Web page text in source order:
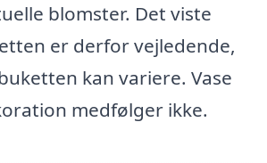
blomster. Det viste
er derfor vejledende,
kan variere. Vase
medfølger ikke.